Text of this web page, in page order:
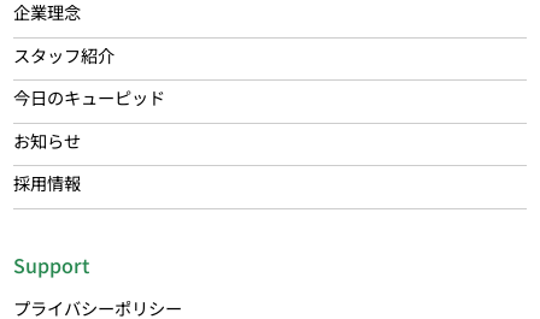
企業理念
スタッフ紹介
今日のキューピッド
お知らせ
採用情報
Support
プライバシーポリシー